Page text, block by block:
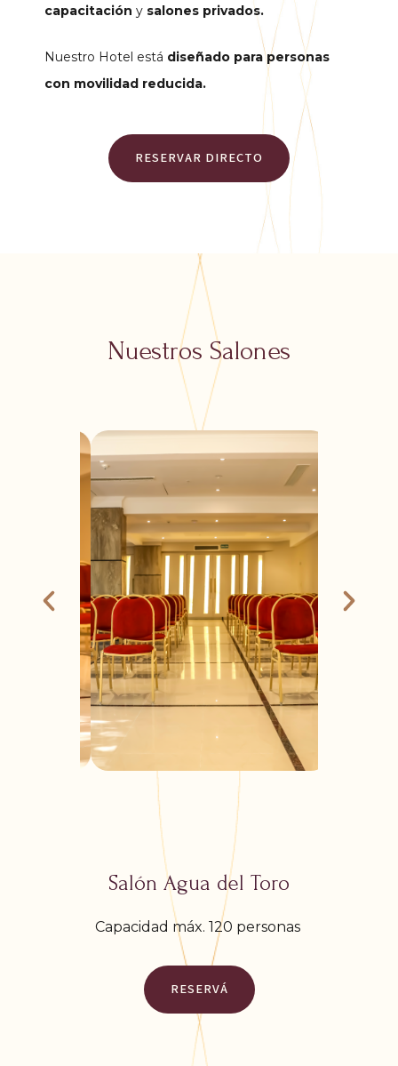
capacitación y salones privados.
Nuestro Hotel está diseñado para personas
con movilidad reducida.
RESERVAR DIRECTO
Nuestros Salones
Salón Agua del Toro
Capacidad máx. 120 personas
RESERVÁ